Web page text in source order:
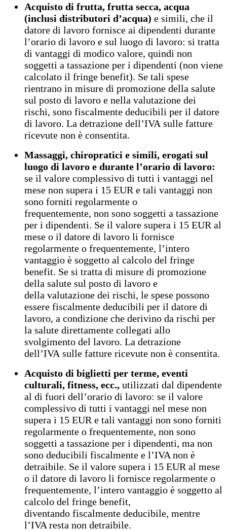
Acquisto di frutta, frutta secca, acqua
(inclusi distributori d’acqua) e simili, che il
datore di lavoro fornisce ai dipendenti durante
l’orario di lavoro e sul luogo di lavoro: si tratta
di vantaggi di modico valore, quindi non
soggetti a tassazione per i dipendenti (non viene
calcolato il fringe benefit). Se tali spese
rientrano in misure di promozione della salute
sul posto di lavoro e nella valutazione dei
rischi, sono fiscalmente deducibili per il datore
di lavoro. La detrazione dell’IVA sulle fatture
ricevute non è consentita.
Massaggi, chiropratici e simili, erogati sul
luogo di lavoro e durante l’orario di lavoro:
se il valore complessivo di tutti i vantaggi nel
mese non supera i 15 EUR e tali vantaggi non
sono forniti regolarmente o
frequentemente, non sono soggetti a tassazione
per i dipendenti. Se il valore supera i 15 EUR al
mese o il datore di lavoro li fornisce
regolarmente o frequentemente, l’intero
vantaggio è soggetto al calcolo del fringe
benefit. Se si tratta di misure di promozione
della salute sul posto di lavoro e
della valutazione dei rischi, le spese possono
essere fiscalmente deducibili per il datore di
lavoro, a condizione che derivino da rischi per
la salute direttamente collegati allo
svolgimento del lavoro. La detrazione
dell’IVA sulle fatture ricevute non è consentita.
Acquisto di biglietti per terme, eventi
culturali, fitness, ecc., utilizzati dal dipendente
al di fuori dell’orario di lavoro: se il valore
complessivo di tutti i vantaggi nel mese non
supera i 15 EUR e tali vantaggi non sono forniti
regolarmente o frequentemente, non sono
soggetti a tassazione per i dipendenti, ma non
sono deducibili fiscalmente e l’IVA non è
detraibile. Se il valore supera i 15 EUR al mese
o il datore di lavoro li fornisce regolarmente o
frequentemente, l’intero vantaggio è soggetto al
calcolo del fringe benefit,
diventando fiscalmente deducibile, mentre
l’IVA resta non detraibile.